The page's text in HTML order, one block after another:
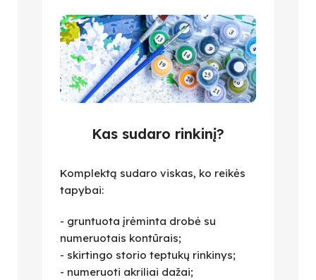
Kas sudaro rinkinį?
Komplektą sudaro viskas, ko reikės
tapybai:
- gruntuota įrėminta drobė su
numeruotais kontūrais;
- skirtingo storio teptukų rinkinys;
- numeruoti akriliai dažai;